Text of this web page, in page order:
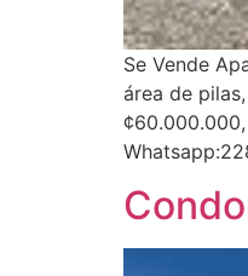
Se Vende
área de